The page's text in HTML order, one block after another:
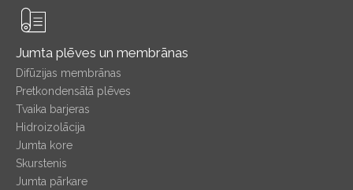
Jumta plēves un membrānas
Difūzijas membrānas
Pretkondensātā plēves
Tvaika barjeras
Hidroizolācija
Jumta kore
Skurstenis
Jumta pārkare